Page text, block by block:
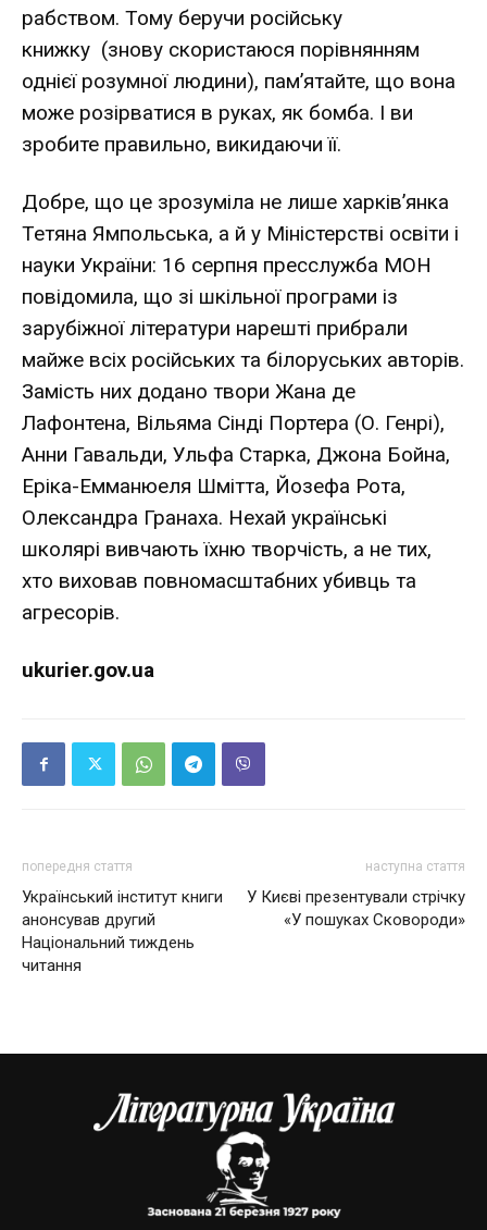
рабством. Тому беручи російську
книжку (знову скористаюся порівнянням
однієї розумної людини), пам’ятайте, що вона
може розірватися в руках, як бомба. І ви
зробите правильно, викидаючи її.
Добре, що це зрозуміла не лише харків’янка
Тетяна Ямпольська, а й у Міністерстві освіти і
науки України: 16 серпня пресслужба МОН
повідомила, що зі шкільної програми із
зарубіжної літератури нарешті прибрали
майже всіх російських та білоруських авторів.
Замість них додано твори Жана де
Лафонтена, Вільяма Сінді Портера (О. Генрі),
Анни Гавальди, Ульфа Старка, Джона Бойна,
Еріка-Емманюеля Шмітта, Йозефа Рота,
Олександра Гранаха. Нехай українські
школярі вивчають їхню творчість, а не тих,
хто виховав повномасштабних убивць та
агресорів.
ukurier.gov.ua
попередня стаття
Український інститут книги
анонсував другий
Національний тиждень
читання
наступна стаття
У Києві презентували стрічку
«У пошуках Сковороди»